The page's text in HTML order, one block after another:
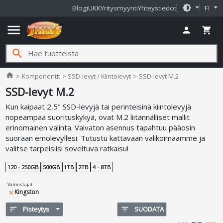
BlogiUKKYritysmyyntiYhteystiedot brightness_medium FI
menu person shopping_cart
search
home Jimms.fi
Komponentit SSD-levyt / Kiintolevyt SSD-levyt M.2
SSD-levyt M.2
Kun kaipaat 2,5" SSD-levyjä tai perinteisinä kiintolevyjä
nopeampaa suorituskykyä, ovat M.2 liitännälliset mallit
erinomainen valinta. Vaivaton asennus tapahtuu pääosin
suoraan emolevyllesi. Tutustu kattavaan valikoimaamme ja
valitse tarpeisiisi soveltuva ratkaisu!
120 - 250GB 500GB 1TB 2TB 4 - 8TB
Valmistajat:
close Kingston
sort Pisteytys filter_list SUODATA